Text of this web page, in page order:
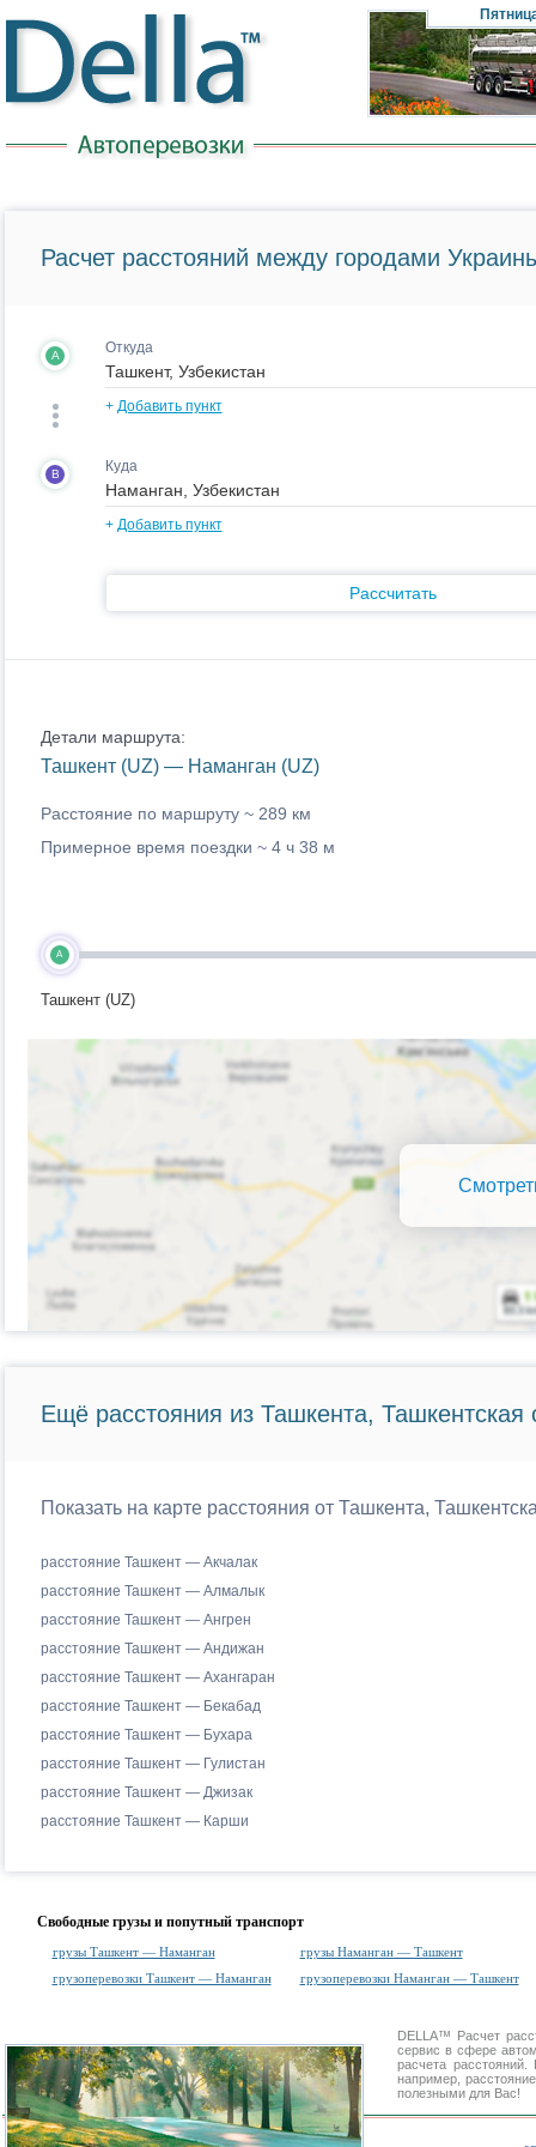
Расчет расстояний между городами
A Откуда
+ Добавить пункт
B Куда
+ Добавить пункт
Рассчитать
Детали маршрута:
Ташкент (UZ) — Наманган (UZ)
Расстояние по маршруту ~ 289 км
Примерное время поездки ~ 4 ч 38 м
A
Ташкент (UZ)
Ещё расстояния из Ташкента, Ташкентская
Показать на карте расстояния от Ташкента,
расстояние Ташкент — Акчалак
расстояние Ташкент — Алмалык
расстояние Ташкент — Ангрен
расстояние Ташкент — Андижан
расстояние Ташкент — Ахангаран
расстояние Ташкент — Бекабад
расстояние Ташкент — Бухара
расстояние Ташкент — Гулистан
расстояние Ташкент — Джизак
расстояние Ташкент — Карши
Свободные грузы и попутный транспорт
грузы Ташкент — Наманган
грузы Наманган — Ташкент
грузоперевозки Ташкент — Наманган
грузоперевозки Наманган — Ташкент
DELLA™ Расчет
сервис в сфере
расчета
например,
полезными для Вас!